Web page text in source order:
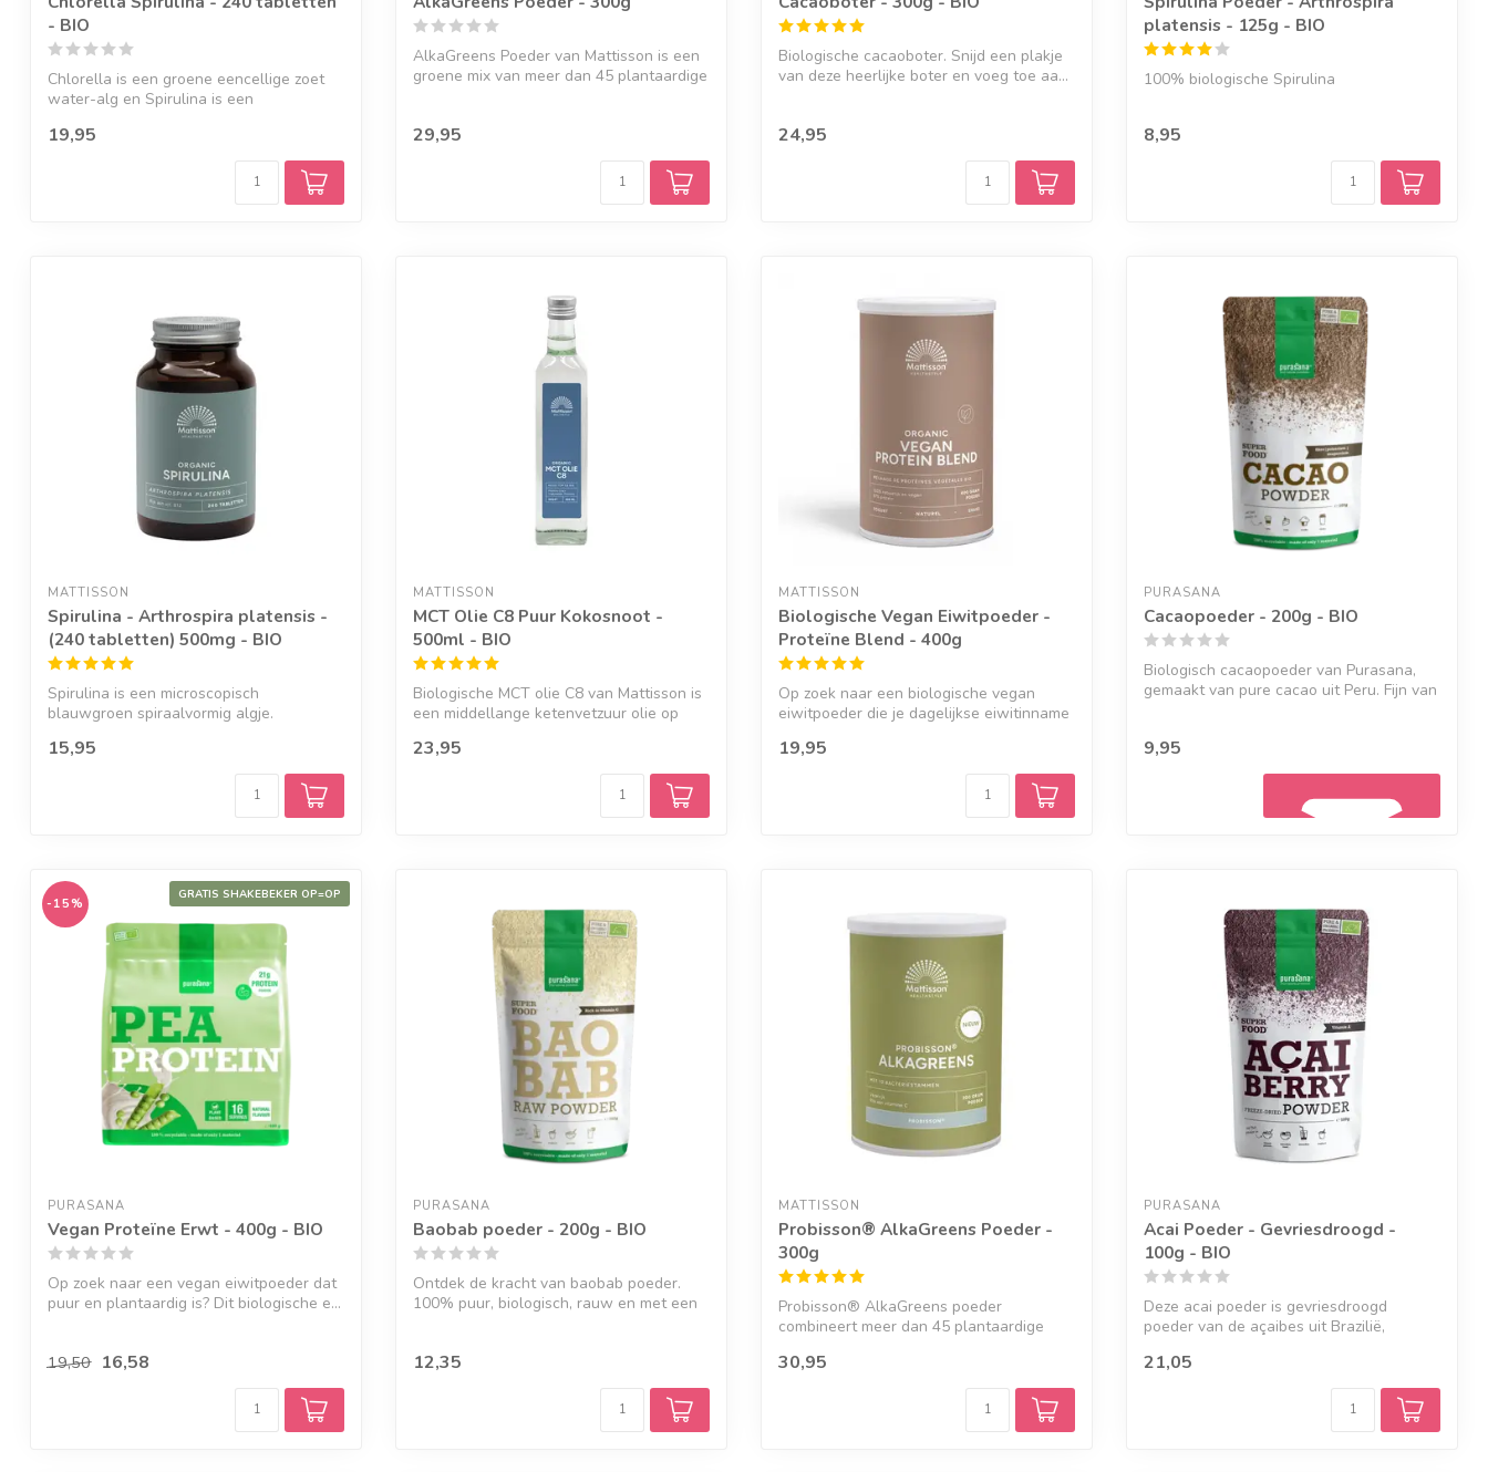
- BIO
Chlorella is een groene eencellige zoet
water-alg en Spirulina is een
19,95
AlkaGreens Poeder van Mattisson is een
groene mix van meer dan 45 plantaardige
29,95
Biologische cacaoboter. Snijd een plakje
van deze heerlijke boter en voeg toe aa...
24,95
platensis - 125g - BIO
100% biologische Spirulina
8,95
MATTISSON
Spirulina - Arthrospira platensis -
(240 tabletten) 500mg - BIO
Spirulina is een microscopisch
blauwgroen spiraalvormig algje.
15,95
MATTISSON
MCT Olie C8 Puur Kokosnoot -
500ml - BIO
Biologische MCT olie C8 van Mattisson is
een middellange ketenvetzuur olie op
23,95
MATTISSON
Biologische Vegan Eiwitpoeder -
Proteïne Blend - 400g
Op zoek naar een biologische vegan
eiwitpoeder die je dagelijkse eiwitinname
19,95
PURASANA
Cacaopoeder - 200g - BIO
Biologisch cacaopoeder van Purasana,
gemaakt van pure cacao uit Peru. Fijn van
9,95
Geef een seintje
GRATIS SHAKEBEKER OP=OP
-15%
PURASANA
Vegan Proteïne Erwt - 400g - BIO
Op zoek naar een vegan eiwitpoeder dat
puur en plantaardig is? Dit biologische e...
19,50 16,58
PURASANA
Baobab poeder - 200g - BIO
Ontdek de kracht van baobab poeder.
100% puur, biologisch, rauw en met een
12,35
MATTISSON
Probisson® AlkaGreens Poeder -
300g
Probisson® AlkaGreens poeder
combineert meer dan 45 plantaardige
30,95
PURASANA
Acai Poeder - Gevriesdroogd -
100g - BIO
Deze acai poeder is gevriesdroogd
poeder van de açaibes uit Brazilië,
21,05